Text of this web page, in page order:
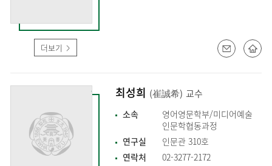
더보기
최성희 (崔誠希) 교수
소속
영어영문학부/미디어예술
인문학협동과정
연구실
인문관 310호
연락처
02-3277-2172